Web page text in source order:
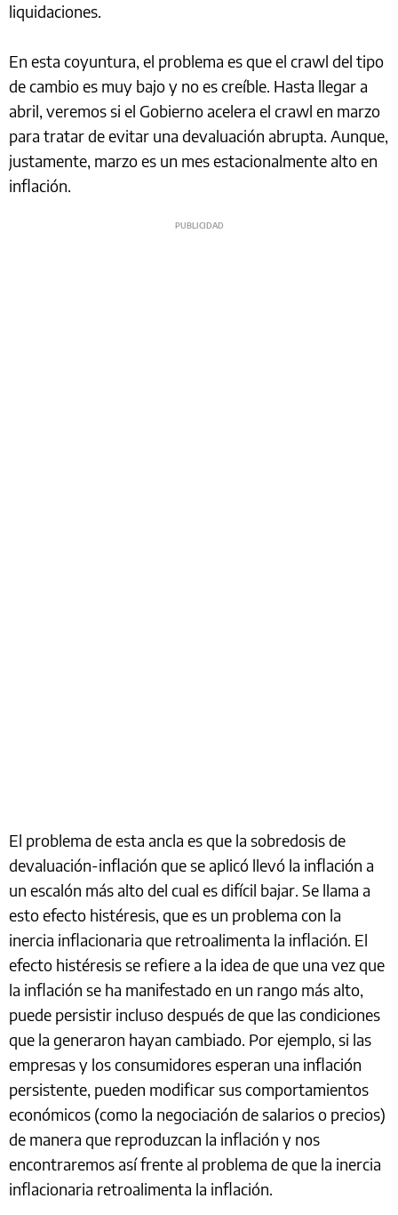
liquidaciones.
En esta coyuntura, el problema es que el crawl del tipo
de cambio es muy bajo y no es creíble. Hasta llegar a
abril, veremos si el Gobierno acelera el crawl en marzo
para tratar de evitar una devaluación abrupta. Aunque,
justamente, marzo es un mes estacionalmente alto en
inflación.
El problema de esta ancla es que la sobredosis de
devaluación-inflación que se aplicó llevó la inflación a
un escalón más alto del cual es difícil bajar. Se llama a
esto efecto histéresis, que es un problema con la
inercia inflacionaria que retroalimenta la inflación. El
efecto histéresis se refiere a la idea de que una vez que
la inflación se ha manifestado en un rango más alto,
puede persistir incluso después de que las condiciones
que la generaron hayan cambiado. Por ejemplo, si las
empresas y los consumidores esperan una inflación
persistente, pueden modificar sus comportamientos
económicos (como la negociación de salarios o precios)
de manera que reproduzcan la inflación y nos
encontraremos así frente al problema de que la inercia
inflacionaria retroalimenta la inflación.